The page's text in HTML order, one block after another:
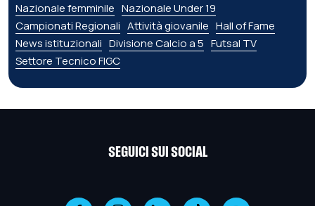
Nazionale femminile Nazionale Under 19
Campionati Regionali Attività giovanile Hall of Fame
News istituzionali Divisione Calcio a 5 Futsal TV
Settore Tecnico FIGC
SEGUICI SUI SOCIAL